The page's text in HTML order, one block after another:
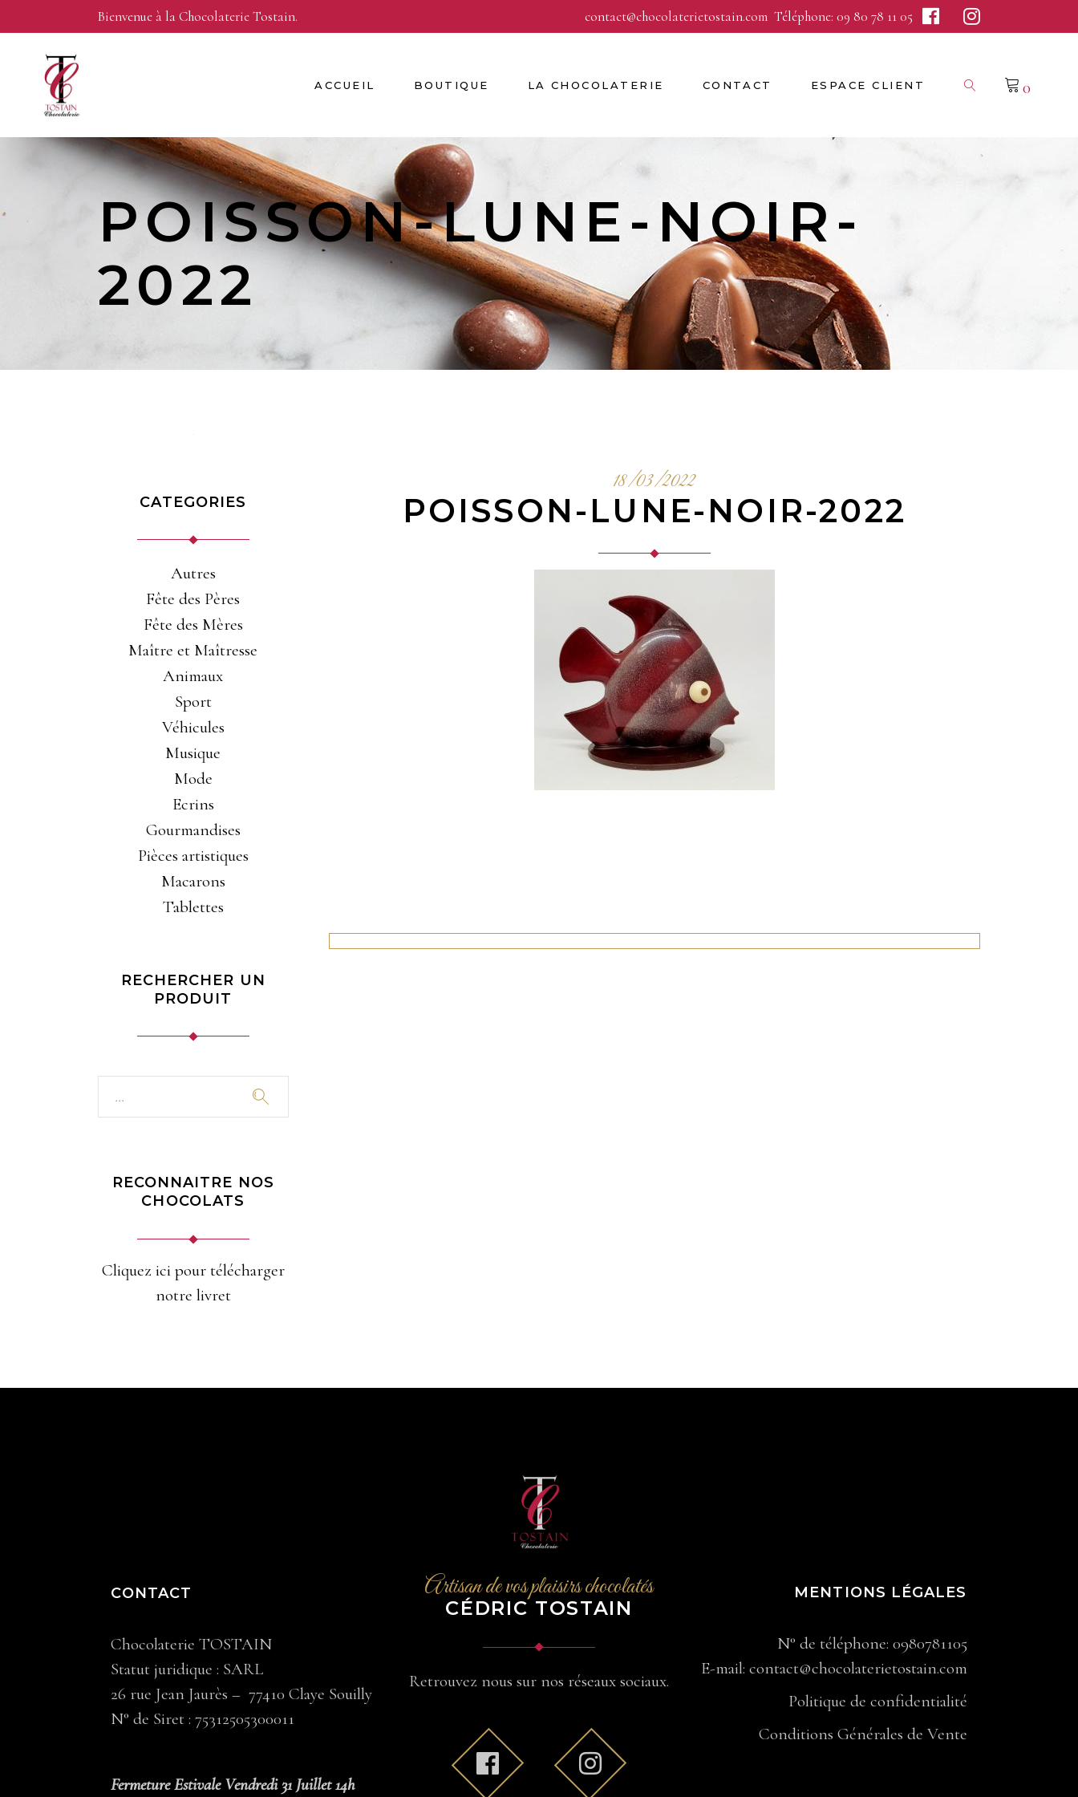
Bienvenue à la Chocolaterie Tostain. contact@chocolaterietostain.com Téléphone: 09 80 78 11 05
ACCUEIL BOUTIQUE LA CHOCOLATERIE CONTACT ESPACE CLIENT 0
POISSON-LUNE-NOIR-
2022
18/03/2022
POISSON-LUNE-NOIR-2022
CATEGORIES
Autres
Fête des Pères
Fête des Mères
Maître et Maîtresse
Animaux
Sport
Véhicules
Musique
Mode
Ecrins
Gourmandises
Pièces artistiques
Macarons
Tablettes
RECHERCHER UN
PRODUIT
for:
RECONNAITRE NOS
CHOCOLATS
Cliquez ici pour télécharger
notre livret
CONTACT
Chocolaterie TOSTAIN
Statut juridique : SARL
26 rue Jean Jaurès – 77410 Claye Souilly
N° de Siret : 75312505300011
Fermeture Estivale Vendredi 31 Juillet 14h
Artisan de vos plaisirs chocolatés
CÉDRIC TOSTAIN
Retrouvez nous sur nos réseaux sociaux.
MENTIONS LÉGALES
N° de téléphone: 0980781105
E-mail: contact@chocolaterietostain.com
Politique de confidentialité
Conditions Générales de Vente